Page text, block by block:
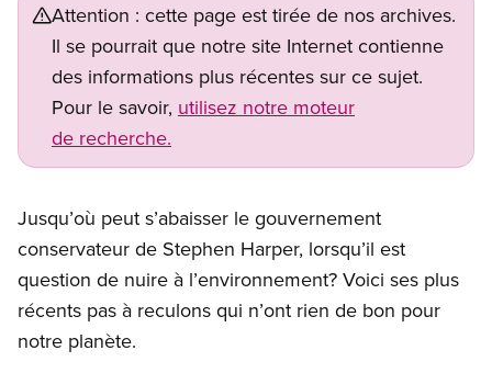
Attention : cette page est tirée de nos archives.
Il se pourrait que notre site Internet contienne
des informations plus récentes sur ce sujet.
Pour le savoir, utilisez notre moteur
de recherche.
Jusqu’où peut s’abaisser le gouvernement
conservateur de Stephen Harper, lorsqu’il est
question de nuire à l’environnement? Voici ses plus
récents pas à reculons qui n’ont rien de bon pour
notre planète.